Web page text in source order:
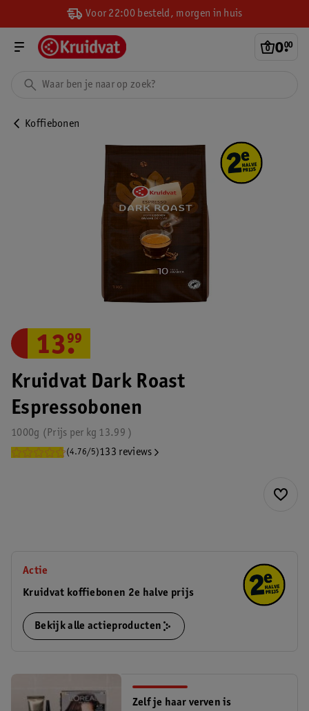
Voor 22:00 besteld, morgen in huis
0.
00
Koffiebonen
Kruidvat Dark Roast
Espressobonen
1000g 13.99
Prijs per kg
(4.76/5)133 reviews
13.
99
Actie
Kruidvat koffiebonen 2e halve prijs
Bekijk alle actieproducten
Zelf je haar verven is